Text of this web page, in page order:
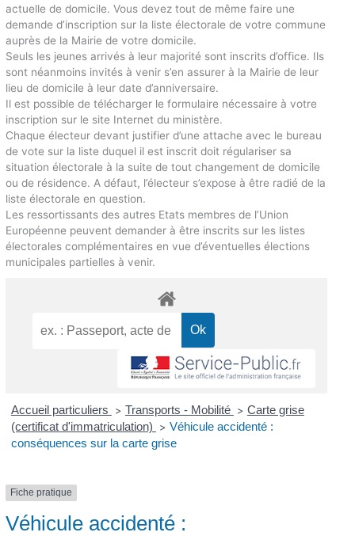
actuelle de domicile. Vous devez tout de même faire une
demande d’inscription sur la liste électorale de votre commune
auprès de la Mairie de votre domicile.
Seuls les jeunes arrivés à leur majorité sont inscrits d’office. Ils
sont néanmoins invités à venir s’en assurer à la Mairie de leur
lieu de domicile à leur date d’anniversaire.
Il est possible de télécharger le formulaire nécessaire à votre
inscription sur le site Internet du ministère.
Chaque électeur devant justifier d’une attache avec le bureau
de vote sur la liste duquel il est inscrit doit régulariser sa
situation électorale à la suite de tout changement de domicile
ou de résidence. A défaut, l’électeur s’expose à être radié de la
liste électorale en question.
Les ressortissants des autres Etats membres de l’Union
Européenne peuvent demander à être inscrits sur les listes
électorales complémentaires en vue d’éventuelles élections
municipales partielles à venir.
Accueil particuliers > Transports - Mobilité > Carte grise
(certificat d'immatriculation)
> Véhicule accidenté :
conséquences sur la carte grise
Fiche pratique
Véhicule accidenté :